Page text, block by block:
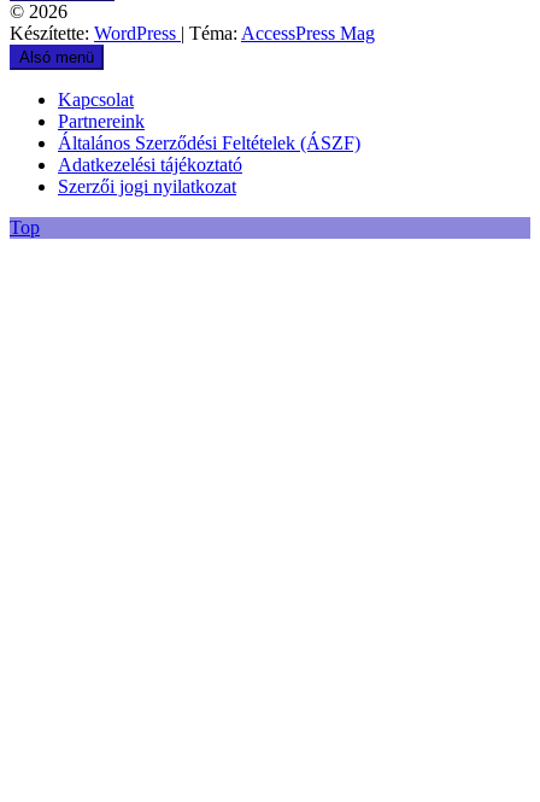
© 2026
Készítette: WordPress | Téma: AccessPress Mag
Alsó menü
Kapcsolat
Partnereink
Általános Szerződési Feltételek (ÁSZF)
Adatkezelési tájékoztató
Szerzői jogi nyilatkozat
Top